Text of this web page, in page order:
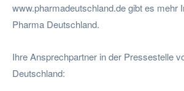
www.pharmadeutschland.de gibt es mehr
Pharma Deutschland.
Ihre Ansprechpartner in der Pressestelle
Deutschland: